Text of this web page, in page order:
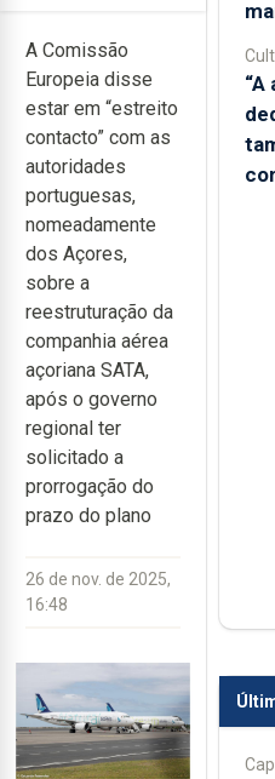
A Comissão
Europeia disse
estar em “estreito
contacto” com as
autoridades
portuguesas,
nomeadamente
dos Açores,
sobre a
reestruturação da
companhia aérea
açoriana SATA,
após o governo
regional ter
solicitado a
prorrogação do
prazo do plano
26 de nov. de 2025,
16:48